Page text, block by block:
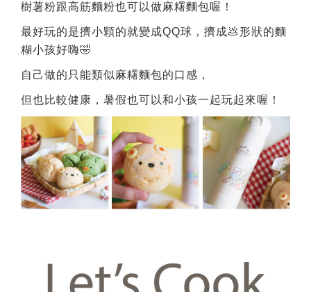
樹薯粉跟高筋麵粉也可以做麻糬麵包喔！
最好玩的是擠小顆的就變成QQ球，擠成💩形狀的麵
糊小孩好嗨🤣
自己做的只能類似麻糬麵包的口感，
但也比較健康，暑假也可以和小孩一起玩起來喔！